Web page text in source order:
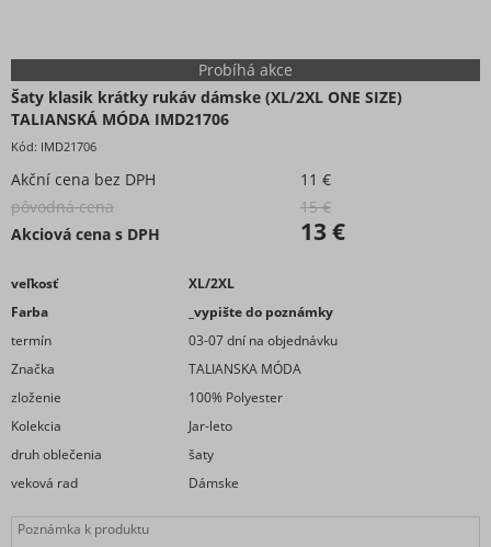
Probíhá akce
Šaty klasik krátky rukáv dámske (XL/2XL ONE SIZE)
TALIANSKÁ MÓDA IMD21706
Kód: IMD21706
Akční cena bez DPH
11 €
pôvodná cena
15 €
Akciová cena s DPH
13 €
veľkosť
XL/2XL
Farba
_vypište do poznámky
termín
03-07 dní na objednávku
Značka
TALIANSKA MÓDA
zloženie
100% Polyester
Kolekcia
Jar-leto
druh oblečenia
šaty
veková rad
Dámske